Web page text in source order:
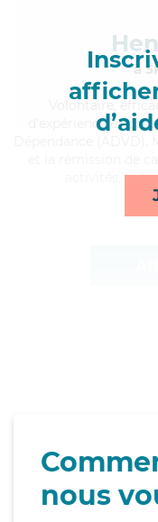
à
,
d'expérience et
activités,
nous